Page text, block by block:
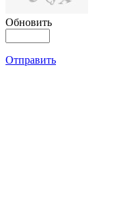
Обновить
Отправить